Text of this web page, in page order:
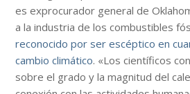
es exprocurador general de
a la industria de los combustibles
reconocido por ser escéptico en
cambio climático. «Los científicos
sobre el grado y la magnitud del